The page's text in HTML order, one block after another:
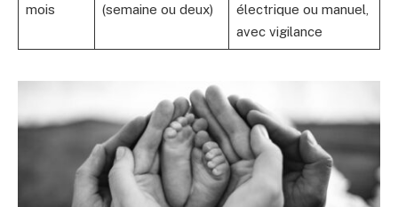
mois
(semaine ou deux)
électrique ou manuel,
avec vigilance